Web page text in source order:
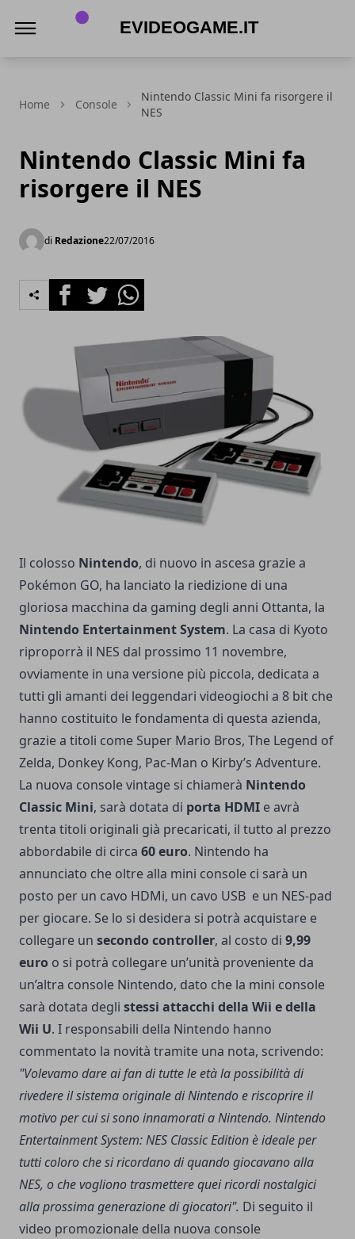
Home Console
Nintendo Classic Mini fa risorgere il
NES
Nintendo Classic Mini fa
risorgere il NES
di Redazione22/07/2016
FacebookTwitterWhatsapp
Il colosso Nintendo, di nuovo in ascesa grazie a
Pokémon GO, ha lanciato la riedizione di una
gloriosa macchina da gaming degli anni Ottanta, la
Nintendo Entertainment System. La casa di Kyoto
riproporrà il NES dal prossimo 11 novembre,
ovviamente in una versione più piccola, dedicata a
tutti gli amanti dei leggendari videogiochi a 8 bit che
hanno costituito le fondamenta di questa azienda,
grazie a titoli come Super Mario Bros, The Legend of
Zelda, Donkey Kong, Pac-Man o Kirby’s Adventure.
La nuova console vintage si chiamerà Nintendo
Classic Mini, sarà dotata di porta HDMI e avrà
trenta titoli originali già precaricati, il tutto al prezzo
abbordabile di circa 60 euro. Nintendo ha
annunciato che oltre alla mini console ci sarà un
posto per un cavo HDMi, un cavo USB e un NES-pad
per giocare. Se lo si desidera si potrà acquistare e
collegare un secondo controller, al costo di 9,99
euro o si potrà collegare un’unità proveniente da
un’altra console Nintendo, dato che la mini console
sarà dotata degli stessi attacchi della Wii e della
Wii U. I responsabili della Nintendo hanno
commentato la novità tramite una nota, scrivendo:
"Volevamo dare ai fan di tutte le età la possibilità di
rivedere il sistema originale di Nintendo e riscoprire il
motivo per cui si sono innamorati a Nintendo. Nintendo
Entertainment System: NES Classic Edition è ideale per
tutti coloro che si ricordano di quando giocavano alla
NES, o che vogliono trasmettere quei ricordi nostalgici
alla prossima generazione di giocatori". Di seguito il
video promozionale della nuova console